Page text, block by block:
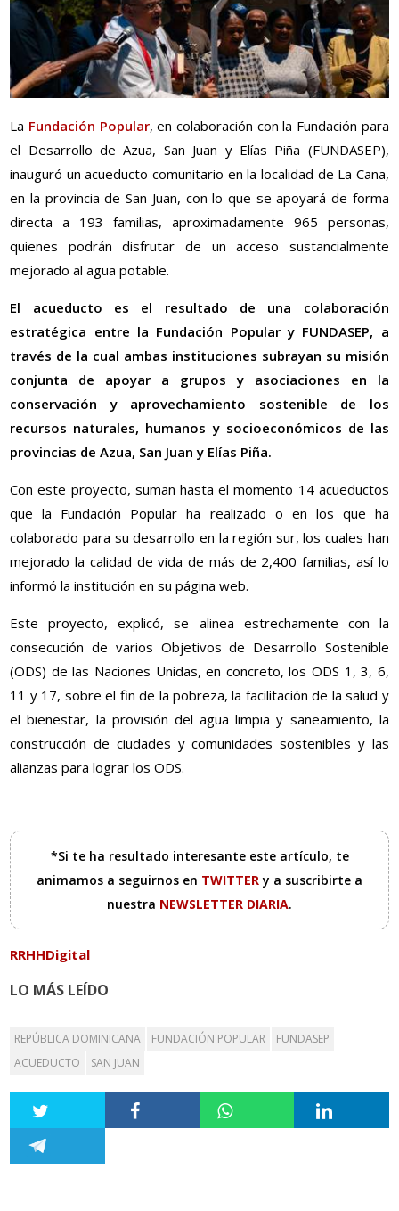
La Fundación Popular, en colaboración con la Fundación para
el Desarrollo de Azua, San Juan y Elías Piña (FUNDASEP),
inauguró un acueducto comunitario en la localidad de La Cana,
en la provincia de San Juan, con lo que se apoyará de forma
directa a 193 familias, aproximadamente 965 personas,
quienes podrán disfrutar de un acceso sustancialmente
mejorado al agua potable.
El acueducto es el resultado de una colaboración
estratégica entre la Fundación Popular y FUNDASEP, a
través de la cual ambas instituciones subrayan su misión
conjunta de apoyar a grupos y asociaciones en la
conservación y aprovechamiento sostenible de los
recursos naturales, humanos y socioeconómicos de las
provincias de Azua, San Juan y Elías Piña.
Con este proyecto, suman hasta el momento 14 acueductos
que la Fundación Popular ha realizado o en los que ha
colaborado para su desarrollo en la región sur, los cuales han
mejorado la calidad de vida de más de 2,400 familias, así lo
informó la institución en su página web.
Este proyecto, explicó, se alinea estrechamente con la
consecución de varios Objetivos de Desarrollo Sostenible
(ODS) de las Naciones Unidas, en concreto, los ODS 1, 3, 6,
11 y 17, sobre el fin de la pobreza, la facilitación de la salud y
el bienestar, la provisión del agua limpia y saneamiento, la
construcción de ciudades y comunidades sostenibles y las
alianzas para lograr los ODS.
*Si te ha resultado interesante este artículo, te
animamos a seguirnos en TWITTERy a suscribirte a
nuestra NEWSLETTER DIARIA.
RRHHDigital
LO MÁS LEÍDO
REPÚBLICA DOMINICANA FUNDACIÓN POPULAR
FUNDASEP
ACUEDUCTO
SAN JUAN